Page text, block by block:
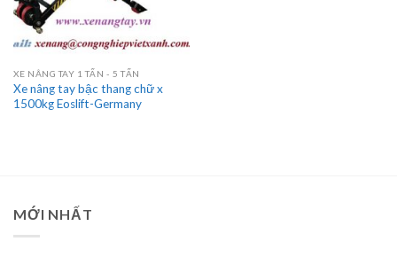
XE NÂNG TAY 1 TẤN - 5 TẤN
Xe nâng tay bậc thang chữ x
1500kg Eoslift-Germany
MỚI NHẤT